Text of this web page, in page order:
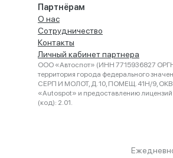
Партнёрам
О нас
Сотрудничество
Контакты
Личный кабинет партнера
ООО «Автоспот» (ИНН 7715936827 ОРГН
территория города федерального
СЕРП И МОЛОТ, Д. 10, ПОМЕЩ. 41Н/9,
«Autospot» и предоставлению
(код): 2.01.